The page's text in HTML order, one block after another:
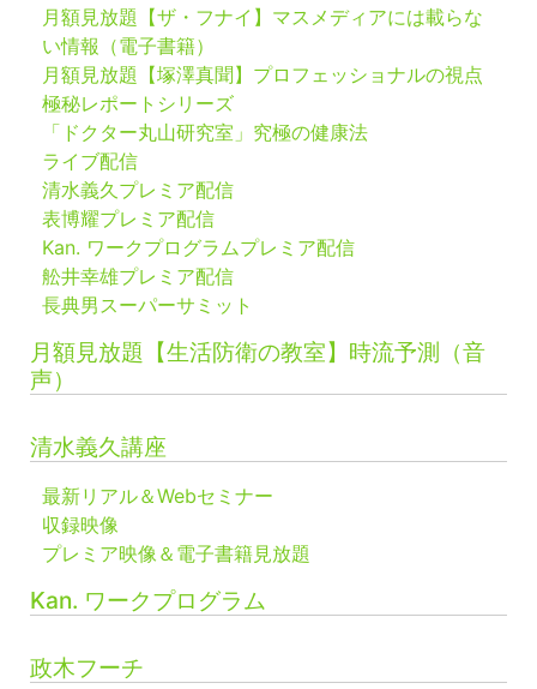
月額見放題【ザ・フナイ】マスメディアには載らな
い情報（電子書籍）
月額見放題【塚澤真聞】プロフェッショナルの視点
極秘レポートシリーズ
「ドクター丸山研究室」究極の健康法
ライブ配信
清水義久プレミア配信
表博耀プレミア配信
Kan. ワークプログラムプレミア配信
舩井幸雄プレミア配信
長典男スーパーサミット
月額見放題【生活防衛の教室】時流予測（音
声）
清水義久講座
最新リアル＆Webセミナー
収録映像
プレミア映像＆電子書籍見放題
Kan. ワークプログラム
政木フーチ